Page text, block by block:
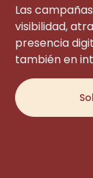
Las
visibilidad,
presencia
también en